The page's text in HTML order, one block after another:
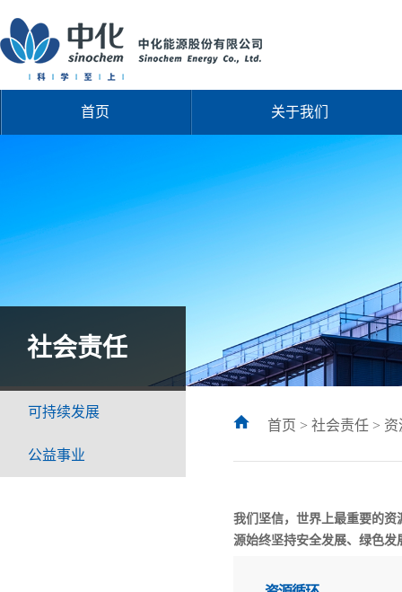
首页 关于我们
社会责任
可持续发展
公益事业
首页 > 社会责任 > 资
我们坚信，世界上最重要的
源始终坚持安全发展、绿色